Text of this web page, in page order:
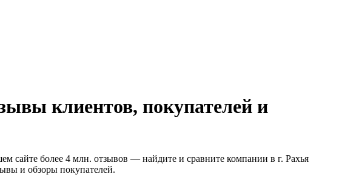
клиентов, покупателей и
сайте более 4 млн. отзывов — найдите и сравните компании в г. Рахья
и обзоры покупателей.